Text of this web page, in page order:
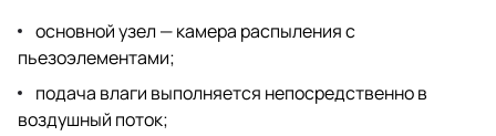
основной узел — камера распыления с
пьезоэлементами;
подача влаги выполняется непосредственно в
воздушный поток;